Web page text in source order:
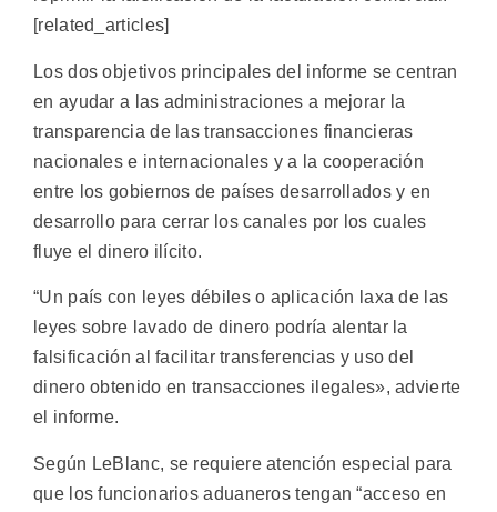
[related_articles]
Los dos objetivos principales del informe se centran
en ayudar a las administraciones a mejorar la
transparencia de las transacciones financieras
nacionales e internacionales y a la cooperación
entre los gobiernos de países desarrollados y en
desarrollo para cerrar los canales por los cuales
fluye el dinero ilícito.
“Un país con leyes débiles o aplicación laxa de las
leyes sobre lavado de dinero podría alentar la
falsificación al facilitar transferencias y uso del
dinero obtenido en transacciones ilegales», advierte
el informe.
Según LeBlanc, se requiere atención especial para
que los funcionarios aduaneros tengan “acceso en